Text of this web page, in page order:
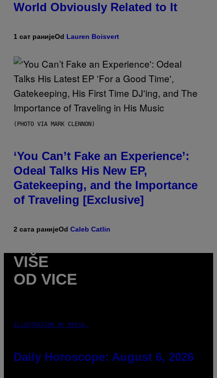
World Obviously Related to It
1 сат ранијеOd Lauren Boisvert
(PHOTO VIA MARK CLENNON)
‘You Can’t Fake an Experience’:
Odeal Talks His New EP,
Gatekeeping, and the Importance
of Traveling [Exclusive]
2 сата ранијеOd Caleb Catlin
VIŠE
OD VICE
ILLUSTRATION BY REESA.
Daily Horoscope: August 6, 2026